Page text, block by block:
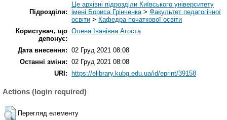
Підрозділи:
Це архівні підрозділи Київського університету
імені Бориса Грінченка> Факультет педагогічної
освіти > Кафедра початкової освіти
Користувач, що
депонує:
Олена Іванівна Агоста
Дата внесення: 02 Груд 2021 08:08
Останні зміни: 02 Груд 2021 08:08
URI:
https://elibrary.kubg.edu.ua/id/eprint/39158
Actions (login required)
Перегляд елементу